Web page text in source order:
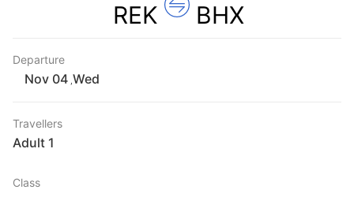
BHX
REK
Departure
Wed
Travellers
1 Adult
Class